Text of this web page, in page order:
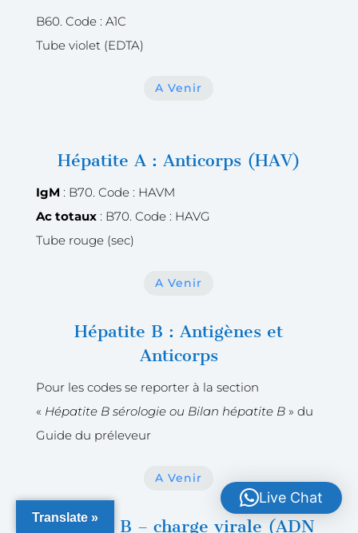
B60. Code : A1C
Tube violet (EDTA)
A Venir
Hépatite A : Anticorps (HAV)
IgM : B70. Code : HAVM
Ac totaux: B70. Code : HAVG
Tube rouge (sec)
A Venir
Hépatite B : Antigènes et
Anticorps
Pour les codes se reporter à la section
« Hépatite B sérologie ou Bilan hépatite B» du
Guide du préleveur
A Venir
Hepatite B – charge virale (ADN
Translate »
Live Chat